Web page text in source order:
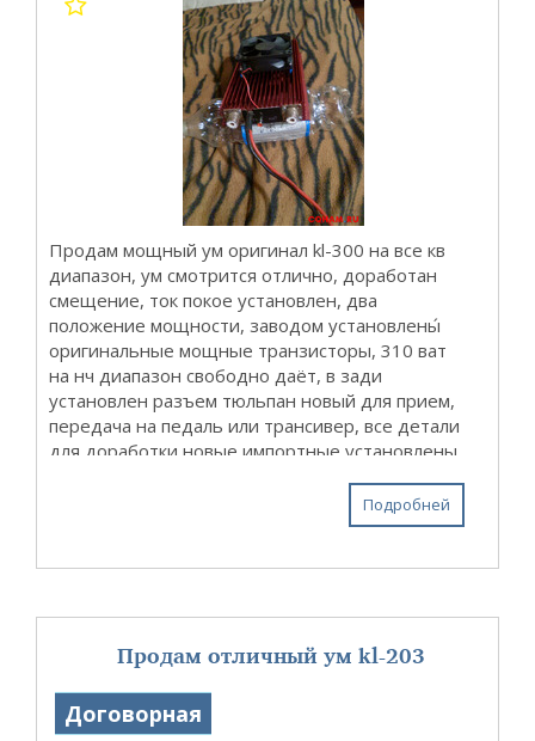
Продам мощный ум оригинал kl-300 на все кв
диапазон, ум смотрится отлично, доработан
смещение, ток покое установлен, два
положение мощности, заводом установлены́
оригинальные мощные транзисторы, 310 ват
на нч диапазон свободно даёт, в зади
установлен разъем тюльпан новый для прием,
передача на педаль или трансивер, все детали
для доработки новые импортные установлены..
Подробней
Продам отличный ум kl-203
Договорная